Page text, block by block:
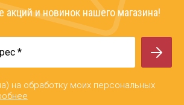
акций и новинок нашего магазина!
на обработку моих персональных